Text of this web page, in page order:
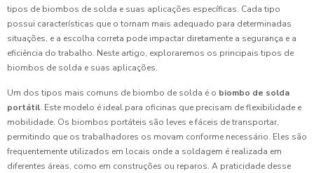
tipos de biombos de solda e suas aplicações específicas. Cada tipo
possui características que o tornam mais adequado para determinadas
situações, e a escolha correta pode impactar diretamente a segurança e a
eficiência do trabalho. Neste artigo, exploraremos os principais tipos de
biombos de solda e suas aplicações.
Um dos tipos mais comuns de biombo de solda é o biombo de solda
portátil. Este modelo é ideal para oficinas que precisam de flexibilidade e
mobilidade. Os biombos portáteis são leves e fáceis de transportar,
permitindo que os trabalhadores os movam conforme necessário. Eles são
frequentemente utilizados em locais onde a soldagem é realizada em
diferentes áreas, como em construções ou reparos. A praticidade desse